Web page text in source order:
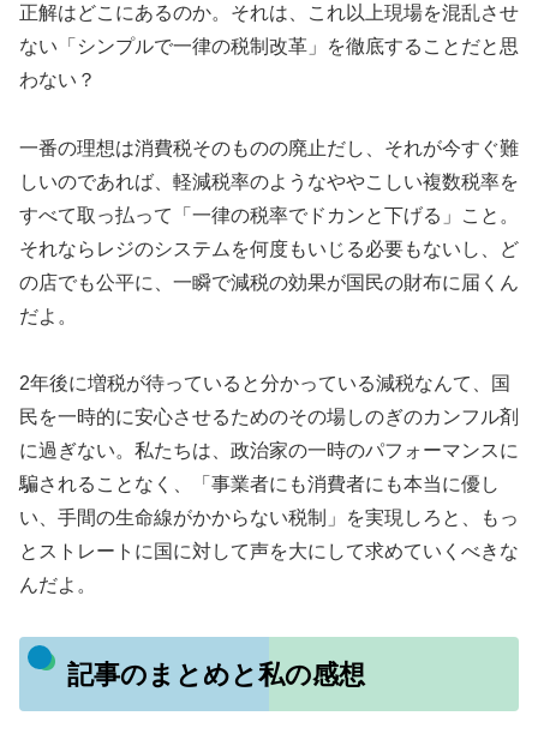
正解はどこにあるのか。それは、これ以上現場を混乱させ
ない「シンプルで一律の税制改革」を徹底することだと思
わない？
一番の理想は消費税そのものの廃止だし、それが今すぐ難
しいのであれば、軽減税率のようなややこしい複数税率を
すべて取っ払って「一律の税率でドカンと下げる」こと。
それならレジのシステムを何度もいじる必要もないし、ど
の店でも公平に、一瞬で減税の効果が国民の財布に届くん
だよ。
2年後に増税が待っていると分かっている減税なんて、国
民を一時的に安心させるためのその場しのぎのカンフル剤
に過ぎない。私たちは、政治家の一時のパフォーマンスに
騙されることなく、「事業者にも消費者にも本当に優し
い、手間の生命線がかからない税制」を実現しろと、もっ
とストレートに国に対して声を大にして求めていくべきな
んだよ。
記事のまとめと私の感想